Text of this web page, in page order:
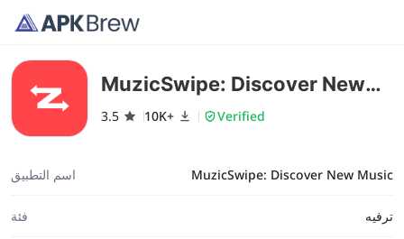
MuzicSwipe: Discover New
Music
3.5 10K+ Verified
اسم التطبيق MuzicSwipe: Discover New Music
فئة ترفيه